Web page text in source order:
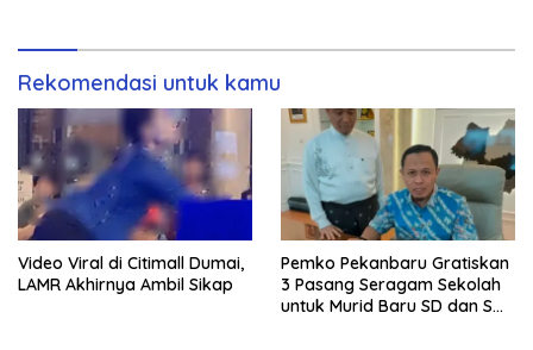
Rekomendasi untuk kamu
Video Viral di Citimall Dumai,
LAMR Akhirnya Ambil Sikap
Pemko Pekanbaru Gratiskan
3 Pasang Seragam Sekolah
untuk Murid Baru SD dan SMP